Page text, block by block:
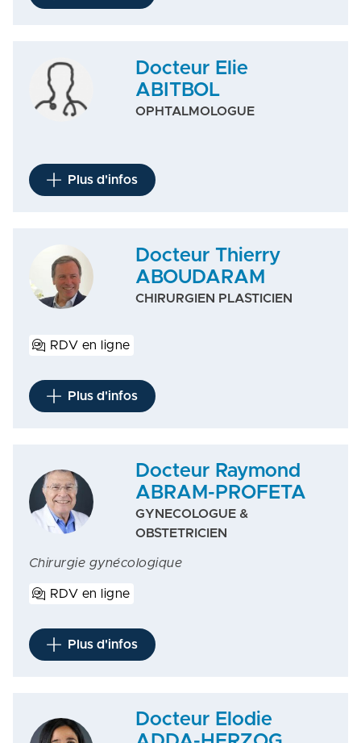
Docteur Elie
ABITBOL
OPHTALMOLOGUE
Plus d'infos
Docteur Thierry
ABOUDARAM
CHIRURGIEN PLASTICIEN
RDV en ligne
Plus d'infos
Docteur Raymond
ABRAM-PROFETA
GYNECOLOGUE &
OBSTETRICIEN
Chirurgie gynécologique
RDV en ligne
Plus d'infos
Docteur Elodie